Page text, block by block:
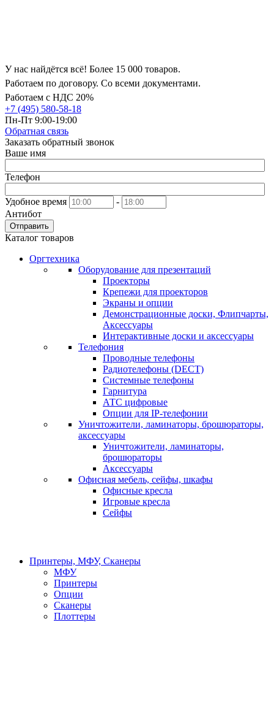
У нас найдётся всё! Более 15 000 товаров.
Работаем по договору. Со всеми документами.
Работаем с НДС 20%
+7 (495) 580-58-18
Пн-Пт 9:00-19:00
Обратная связь
Заказать обратный звонок
Ваше имя
Телефон
Удобное время
-
Антибот
Отправить
Каталог товаров
Оргтехника
Оборудование для презентаций
Проекторы
Крепежи для проекторов
Экраны и опции
Демонстрационные доски, Флипчарты,
Аксессуары
Интерактивные доски и аксессуары
Телефония
Проводные телефоны
Радиотелефоны (DECT)
Системные телефоны
Гарнитура
АТС цифровые
Опции для IP-телефонии
Уничтожители, ламинаторы, брошюраторы,
аксессуары
Уничтожители, ламинаторы,
брошюраторы
Аксессуары
Офисная мебель, сейфы, шкафы
Офисные кресла
Игровые кресла
Сейфы
Принтеры, МФУ, Сканеры
МФУ
Принтеры
Опции
Сканеры
Плоттеры